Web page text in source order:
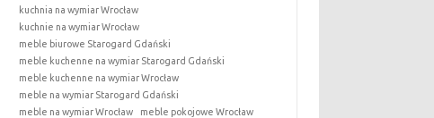
kuchnia na wymiar Wrocław
kuchnie na wymiar Wrocław
meble biurowe Starogard Gdański
meble kuchenne na wymiar Starogard Gdański
meble kuchenne na wymiar Wrocław
meble na wymiar Starogard Gdański
meble na wymiar Wrocław
meble pokojowe Wrocław